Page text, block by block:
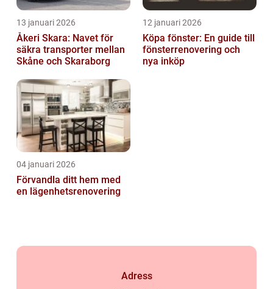
13 januari 2026
Åkeri Skara: Navet för
säkra transporter mellan
Skåne och Skaraborg
12 januari 2026
Köpa fönster: En guide till
fönsterrenovering och
nya inköp
04 januari 2026
Förvandla ditt hem med
en lägenhetsrenovering
Adress